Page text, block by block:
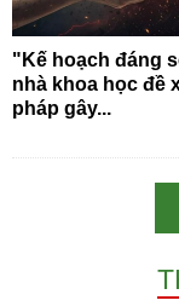
"Kế hoạch đáng
nhà khoa học đề
pháp gây...